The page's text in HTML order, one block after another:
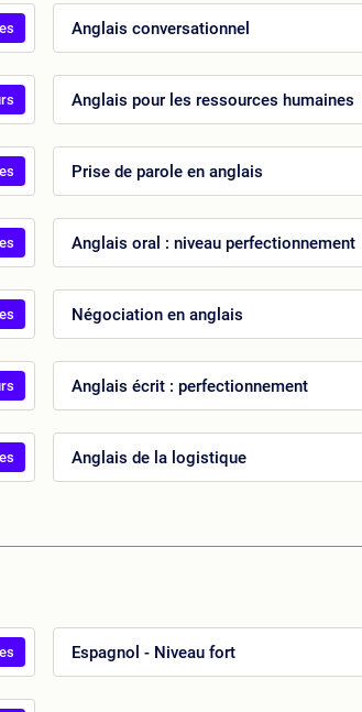
Anglais conversationnel
Anglais pour les ressources humaines
Prise de parole en anglais
Anglais oral : niveau perfectionnement
Négociation en anglais
Anglais écrit : perfectionnement
Anglais de la logistique
Espagnol - Niveau fort